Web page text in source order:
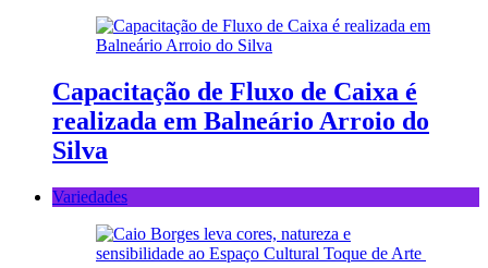
Capacitação de Fluxo de Caixa é
realizada em Balneário Arroio do
Silva
Variedades